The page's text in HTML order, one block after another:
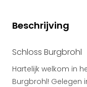
Beschrijving
Schloss Burgbrohl
Hartelijk welkom in
Burgbrohl! Gelegen